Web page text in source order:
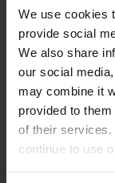
We use cookies
provide social
We also share
our social
may combine it
provided to
of their services.
continue to use
A área de
presença de
automatizados.
metros, onde as
outras em
capacidade atual
paletes, enquanto
35.000 paletes,
45.000 paletes,